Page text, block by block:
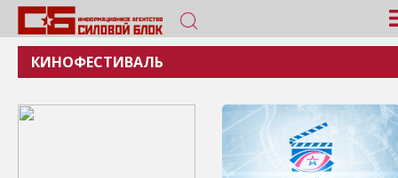
КИНОФЕСТИВАЛЬ